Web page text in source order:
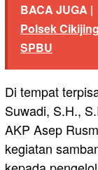
BACA JUGA |
Polsek
SPBU
Di tempat
Suwadi, S.H.,
AKP Asep
kegiatan